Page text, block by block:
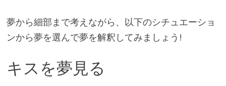
夢から細部まで考えながら、以下のシチュエーショ
ンから夢を選んで夢を解釈してみましょう!
キスを夢見る